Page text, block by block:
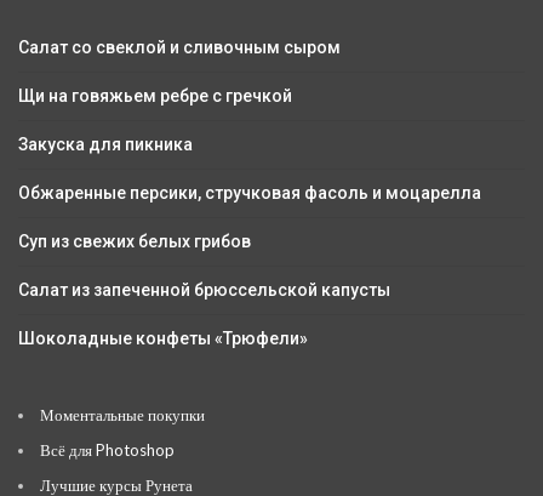
Салат со свеклой и сливочным сыром
Щи на говяжьем ребре с гречкой
Закуска для пикника
Обжаренные персики, стручковая фасоль и моцарелла
Суп из свежих белых грибов
Салат из запеченной брюссельской капусты
Шоколадные конфеты «Трюфели»
Моментальные покупки
Всё для Photoshop
Лучшие курсы Рунета